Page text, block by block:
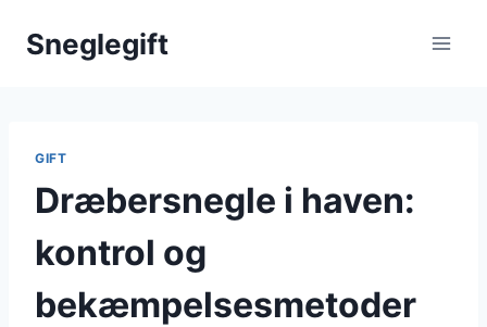
Sneglegift
GIFT
Dræbersnegle i haven:
kontrol og
bekæmpelsesmetoder